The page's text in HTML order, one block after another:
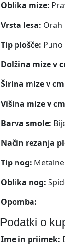
Oblika mize:
Vrsta lesa: Orah
Tip plošče: Puno
Dolžina mize v
Širina mize v
Višina mize v
Barva smole:
Način rezanja
Tip nog: Metalne
Oblika nog:
Opomba:
Podatki o
Ime in priimek: